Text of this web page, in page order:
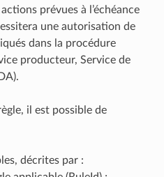
prévues à l’échéance
une autorisation de
dans la procédure
producteur, Service de
il est possible de
décrites par :